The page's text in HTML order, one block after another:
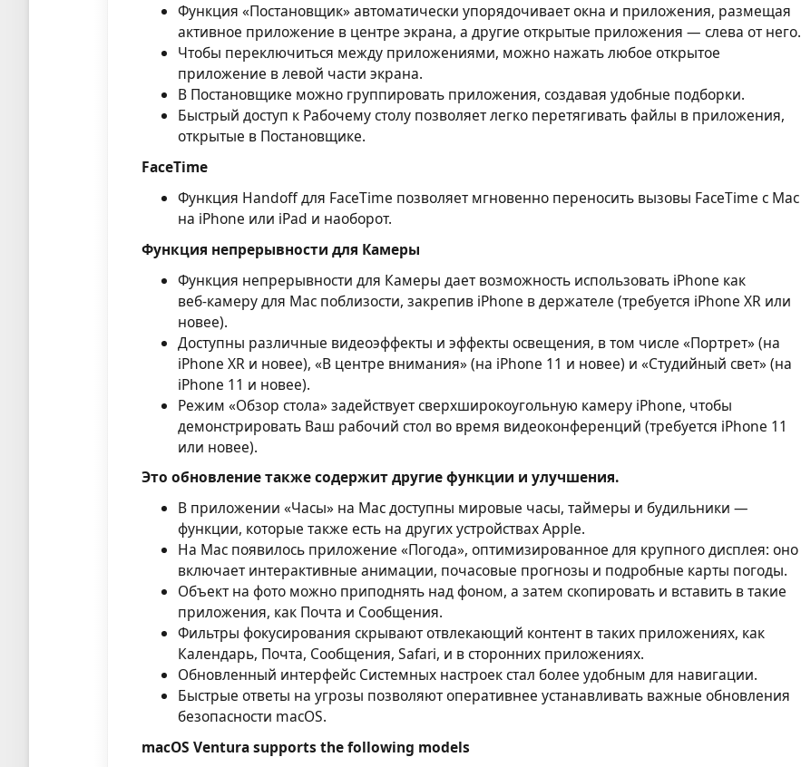
Функция «Постановщик» автоматически упорядочивает окна и приложения, размещая
активное приложение в центре экрана, а другие открытые приложения — слева от него.
Чтобы переключиться между приложениями, можно нажать любое открытое
приложение в левой части экрана.
В Постановщике можно группировать приложения, создавая удобные подборки.
Быстрый доступ к Рабочему столу позволяет легко перетягивать файлы в приложения,
открытые в Постановщике.
FaceTime
Функция Handoff для FaceTime позволяет мгновенно переносить вызовы FaceTime с Mac
на iPhone или iPad и наоборот.
Функция непрерывности для Камеры
Функция непрерывности для Камеры дает возможность использовать iPhone как
веб‑камеру для Mac поблизости, закрепив iPhone в держателе (требуется iPhone XR или
новее).
Доступны различные видеоэффекты и эффекты освещения, в том числе «Портрет» (на
iPhone XR и новее), «В центре внимания» (на iPhone 11 и новее) и «Студийный свет» (на
iPhone 11 и новее).
Режим «Обзор стола» задействует сверхширокоугольную камеру iPhone, чтобы
демонстрировать Ваш рабочий стол во время видеоконференций (требуется iPhone 11
или новее).
Это обновление также содержит другие функции и улучшения.
В приложении «Часы» на Mac доступны мировые часы, таймеры и будильники —
функции, которые также есть на других устройствах Apple.
На Mac появилось приложение «Погода», оптимизированное для крупного дисплея: оно
включает интерактивные анимации, почасовые прогнозы и подробные карты погоды.
Объект на фото можно приподнять над фоном, а затем скопировать и вставить в такие
приложения, как Почта и Сообщения.
Фильтры фокусирования скрывают отвлекающий контент в таких приложениях, как
Календарь, Почта, Сообщения, Safari, и в сторонних приложениях.
Обновленный интерфейс Системных настроек стал более удобным для навигации.
Быстрые ответы на угрозы позволяют оперативнее устанавливать важные обновления
безопасности macOS.
macOS Ventura supports the following models